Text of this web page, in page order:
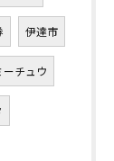
伊達市
ーチュウ